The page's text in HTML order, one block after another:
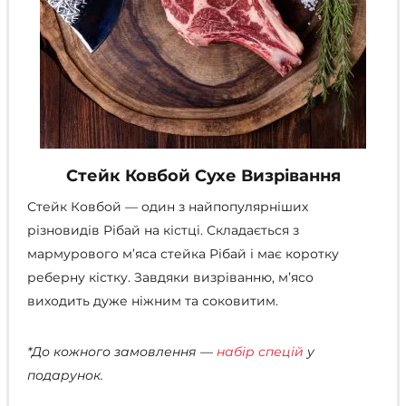
Стейк Ковбой Сухе Визрівання
Стейк Ковбой — один з найпопулярніших
різновидів Рібай на кістці. Складається з
мармурового м’яса стейка Рібай і має коротку
реберну кістку. Завдяки визріванню, м’ясо
виходить дуже ніжним та соковитим.
*До кожного замовлення — набір спецій у
подарунок.